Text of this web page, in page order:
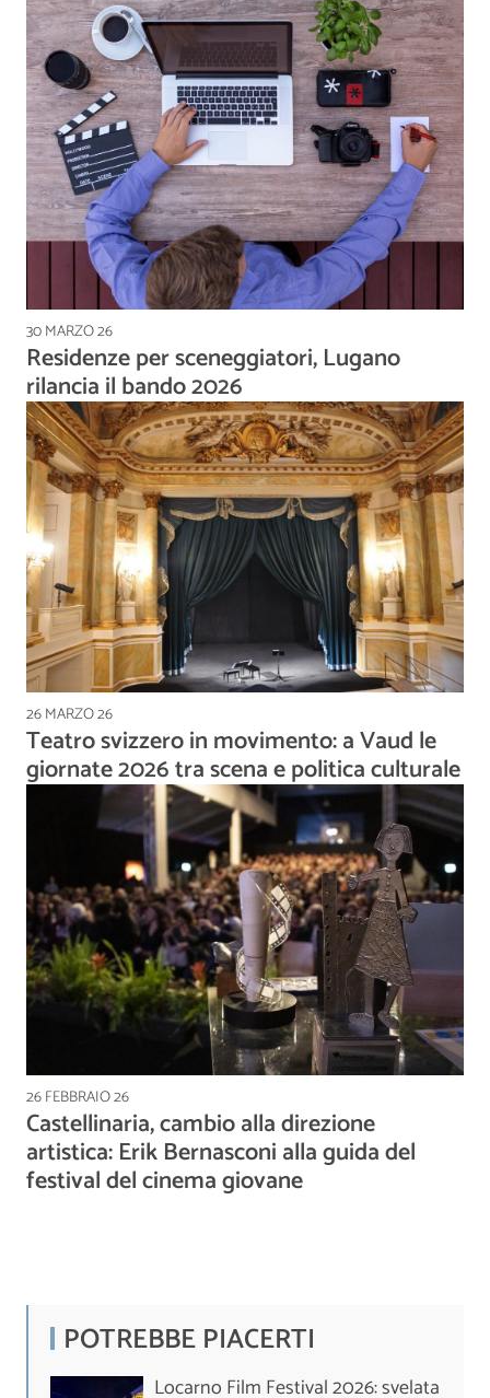
30 MARZO 26
Residenze per sceneggiatori, Lugano
rilancia il bando 2026
26 MARZO 26
Teatro svizzero in movimento: a Vaud le
giornate 2026 tra scena e politica culturale
26 FEBBRAIO 26
Castellinaria, cambio alla direzione
artistica: Erik Bernasconi alla guida del
festival del cinema giovane
POTREBBE PIACERTI
Locarno Film Festival 2026: svelata